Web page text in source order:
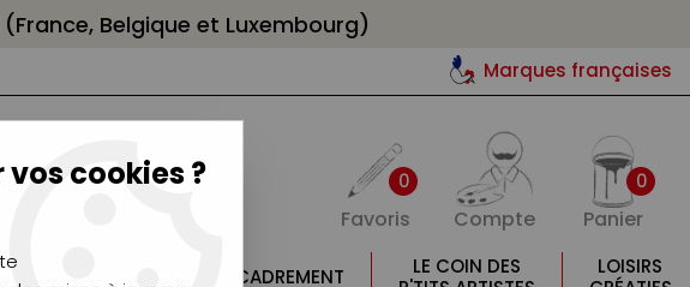
Belgique et Luxembourg)
Marques françaises
0
Favoris Compte
0
Panier
ENCADREMENT
LE COIN DES
LOISIRS
cookies ?